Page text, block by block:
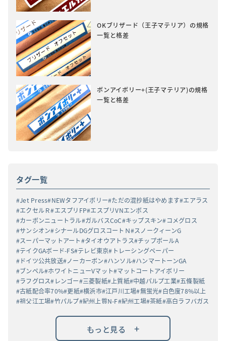
OKブリザード（王子マテリア）の規格
一覧と格差
ボンアイボリー+(王子マテリア)の規格
一覧と格差
タグ一覧
Jet Press NEWタフアイボリー ただの混抄紙はやめます エアラス
エクセルＲ エスプリFP エスプリVNエンボス
カーボンニュートラル ガルバスCoC キップスキン コメグロス
サンシオン シナールDGグロスコートＮ
スノークィーンG
スーパーマットアート タイオウアトラス チップボールA
テイクGAボード-FS テレビ東京
トレーシングペーパー
ドイツ公共放送 ノーカーボン ハンソル ハンマートーンGA
ブンペル ホワイトニューVマット マットコートアイボリー
ラフグロス レンゴー 三菱製紙 上質紙 中越パルプ工業 五條製紙
古紙配合率70% 更紙 横浜市 江戸川工場 無蛍光 白色度78%以上
祖父江工場 竹パルプ 紀州上質N-F 紀州工場 茶紙 高白ラフバガス
もっと見る +